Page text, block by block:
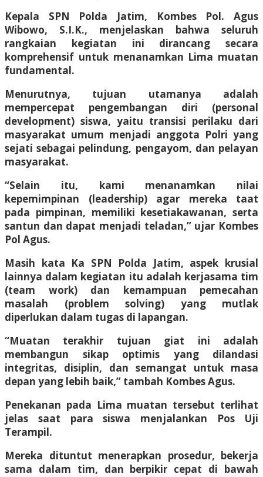
​Kepala SPN Polda Jatim, Kombes Pol. Agus
Wibowo, S.I.K., menjelaskan bahwa seluruh
rangkaian kegiatan ini dirancang secara
komprehensif untuk menanamkan Lima muatan
fundamental.
Menurutnya, tujuan utamanya adalah
mempercepat pengembangan diri (personal
development) siswa, yaitu transisi perilaku dari
masyarakat umum menjadi anggota Polri yang
sejati sebagai pelindung, pengayom, dan pelayan
masyarakat.
​“Selain itu, kami menanamkan nilai
kepemimpinan (leadership) agar mereka taat
pada pimpinan, memiliki kesetiakawanan, serta
santun dan dapat menjadi teladan,” ujar Kombes
Pol Agus.
Masih kata Ka SPN Polda Jatim, aspek krusial
lainnya dalam kegiatan itu adalah kerjasama tim
(team work) dan kemampuan pemecahan
masalah (problem solving) yang mutlak
diperlukan dalam tugas di lapangan.
“Muatan terakhir tujuan giat ini adalah
membangun sikap optimis yang dilandasi
integritas, disiplin, dan semangat untuk masa
depan yang lebih baik,” tambah Kombes Agus.
​Penekanan pada Lima muatan tersebut terlihat
jelas saat para siswa menjalankan Pos Uji
Terampil.
Mereka dituntut menerapkan prosedur, bekerja
sama dalam tim, dan berpikir cepat di bawah